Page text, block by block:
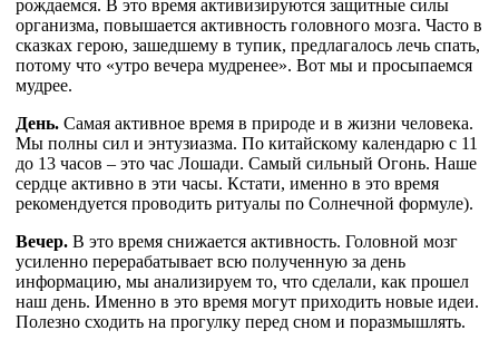
рождаемся. В это время активизируются защитные силы
организма, повышается активность головного мозга. Часто в
сказках герою, зашедшему в тупик, предлагалось лечь спать,
потому что «утро вечера мудренее». Вот мы и просыпаемся
мудрее.
День. Самая активное время в природе и в жизни человека.
Мы полны сил и энтузиазма. По китайскому календарю с 11
до 13 часов – это час Лошади. Самый сильный Огонь. Наше
сердце активно в эти часы. Кстати, именно в это время
рекомендуется проводить ритуалы по Солнечной формуле).
Вечер. В это время снижается активность. Головной мозг
усиленно перерабатывает всю полученную за день
информацию, мы анализируем то, что сделали, как прошел
наш день. Именно в это время могут приходить новые идеи.
Полезно сходить на прогулку перед сном и поразмышлять.